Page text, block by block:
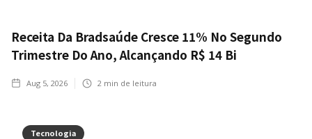
Receita Da Bradsaúde Cresce 11% No Segundo
Trimestre Do Ano, Alcançando R$ 14 Bi
Aug 5, 2026 2 min de leitura
Tecnologia